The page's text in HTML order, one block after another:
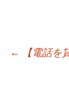
投←
【電話を